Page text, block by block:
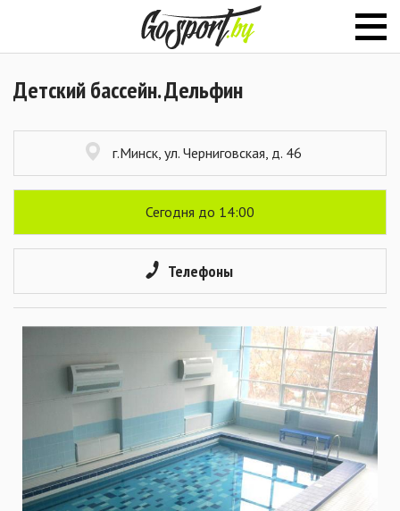
Детский бассейн. Дельфин
г.Минск, ул. Черниговская, д. 46
Сегодня до 14:00
Телефоны